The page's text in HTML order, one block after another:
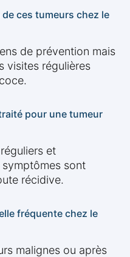
ces tumeurs chez le
de prévention mais
visites régulières
pour une tumeur
et
sont
récidive.
fréquente chez le
malignes ou après